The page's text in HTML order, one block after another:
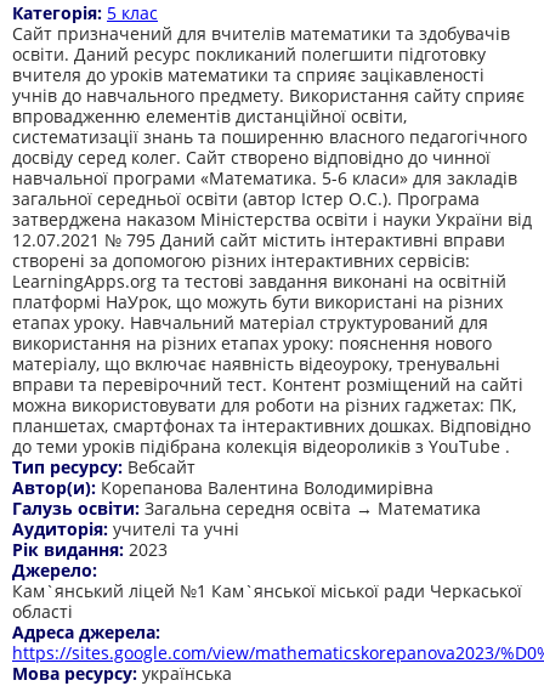
Категорія: 5 клас
Сайт призначений для вчителів математики та здобувачів
освіти. Даний ресурс покликаний полегшити підготовку
вчителя до уроків математики та сприяє зацікавленості
учнів до навчального предмету. Використання сайту сприяє
впровадженню елементів дистанційної освіти,
систематизації знань та поширенню власного педагогічного
досвіду серед колег. Сайт створено відповідно до чинної
навчальної програми «Математика. 5-6 класи» для закладів
загальної середньої освіти (автор Істер О.С.). Програма
затверджена наказом Міністерства освіти і науки України від
12.07.2021 № 795 Даний сайт містить інтерактивні вправи
створені за допомогою різних інтерактивних сервісів:
LearningApps.org та тестові завдання виконані на освітній
платформі НаУрок, що можуть бути використані на різних
етапах уроку. Навчальний матеріал структурований для
використання на різних етапах уроку: пояснення нового
матеріалу, що включає наявність відеоуроку, тренувальні
вправи та перевірочний тест. Контент розміщений на сайті
можна використовувати для роботи на різних гаджетах: ПК,
планшетах, смартфонах та інтерактивних дошках. Відповідно
до теми уроків підібрана колекція відеороликів з YouTube .
Тип ресурсу: Вебсайт
Автор(и): Корепанова Валентина Володимирівна
Галузь освіти: Загальна середня освіта → Математика
Аудиторія: учителі та учні
Рік видання: 2023
Джерело:
Кам`янський ліцей №1 Кам`янської міської ради Черкаської
області
Адреса джерела:
https://sites.google.com/view/mathematicskorepanova2023/
Мова ресурсу: українська